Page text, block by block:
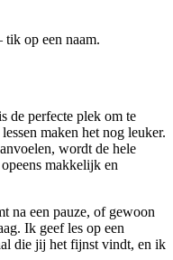
op een naam.
de perfecte plek om te
maken het nog leuker.
wordt de hele
makkelijk en
na een pauze, of gewoon
Ik geef les op een
die jij het fijnst vindt, en ik